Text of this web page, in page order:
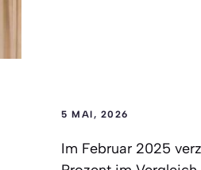
5 MAI, 2026
Im Februar 2025